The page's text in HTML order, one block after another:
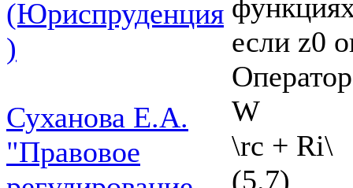
(Юриспруденция
)
Суханова Е.А.
"Правовое
если z0
W
\rc + Ri\
(5.7)